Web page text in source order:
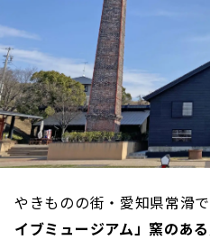
やきものの街・愛知県常滑
イブミュージアム」窯のあ